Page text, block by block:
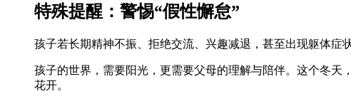
特殊提醒：警惕“假性懈怠”
孩子若长期精神不振、拒绝交流、兴趣减退，甚至出现躯体症
孩子的世界，需要阳光，更需要父母的理解与陪伴。这个冬
花开。